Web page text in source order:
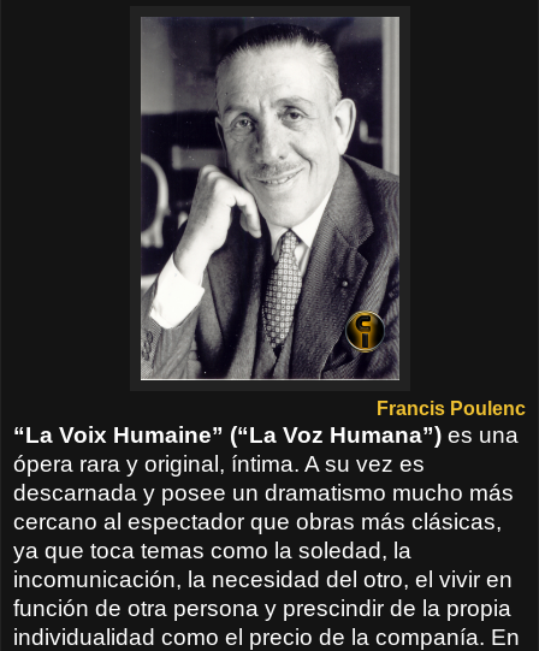
Francis Poulenc
“La Voix Humaine” (“La Voz Humana”) es una
ópera rara y original, íntima. A su vez es
descarnada y posee un dramatismo mucho más
cercano al espectador que obras más clásicas,
ya que toca temas como la soledad, la
incomunicación, la necesidad del otro, el vivir en
función de otra persona y prescindir de la propia
individualidad como el precio de la companía. En